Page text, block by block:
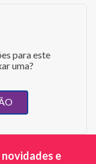
para este
uma?
e